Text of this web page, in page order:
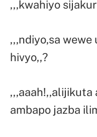
,,,kwahiyo
,,,ndiyo,sa
hivyo,,?
,,,aaah!,,alijikuta
ambapo jazba